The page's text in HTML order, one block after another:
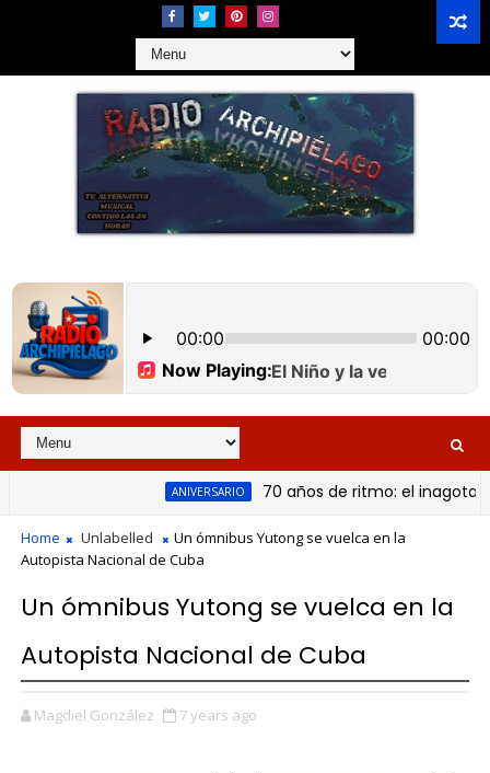
ANIVERSARIO 70 años de ritmo: el inagotable
Home Unlabelled
Un ómnibus Yutong se vuelca en la
Autopista Nacional de Cuba
Un ómnibus Yutong se vuelca en la
Autopista Nacional de Cuba
Magdiel González 7 years ago